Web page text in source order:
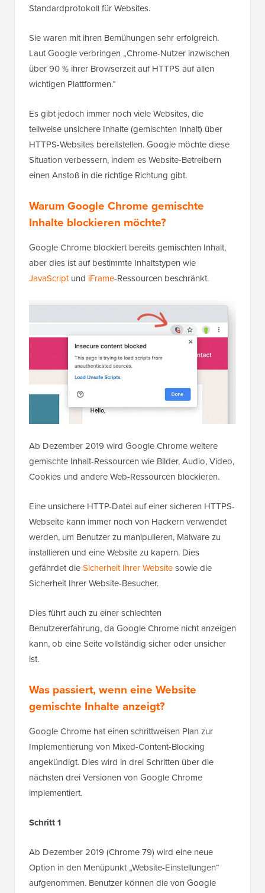
Standardprotokoll für Websites.
Sie waren mit ihren Bemühungen sehr erfolgreich.
Laut Google verbringen „Chrome-Nutzer inzwischen
über 90 % ihrer Browserzeit auf HTTPS auf allen
wichtigen Plattformen.“
Es gibt jedoch immer noch viele Websites, die
teilweise unsichere Inhalte (gemischten Inhalt) über
HTTPS-Websites bereitstellen. Google möchte diese
Situation verbessern, indem es Website-Betreibern
einen Anstoß in die richtige Richtung gibt.
Warum Google Chrome gemischte
Inhalte blockieren möchte?
Google Chrome blockiert bereits gemischten Inhalt,
aber dies ist auf bestimmte Inhaltstypen wie
JavaScriptund iFrame-Ressourcen beschränkt.
Ab Dezember 2019 wird Google Chrome weitere
gemischte Inhalt-Ressourcen wie Bilder, Audio, Video,
Cookies und andere Web-Ressourcen blockieren.
Eine unsichere HTTP-Datei auf einer sicheren HTTPS-
Webseite kann immer noch von Hackern verwendet
werden, um Benutzer zu manipulieren, Malware zu
installieren und eine Website zu kapern. Dies
gefährdet dieSicherheit Ihrer Websitesowie die
Sicherheit Ihrer Website-Besucher.
Dies führt auch zu einer schlechten
Benutzererfahrung, da Google Chrome nicht anzeigen
kann, ob eine Seite vollständig sicher oder unsicher
ist.
Was passiert, wenn eine Website
gemischte Inhalte anzeigt?
Google Chrome hat einen schrittweisen Plan zur
Implementierung von Mixed-Content-Blocking
angekündigt. Dies wird in drei Schritten über die
nächsten drei Versionen von Google Chrome
implementiert.
Schritt 1
Ab Dezember 2019 (Chrome 79) wird eine neue
Option in den Menüpunkt „Website-Einstellungen“
aufgenommen. Benutzer können die von Google